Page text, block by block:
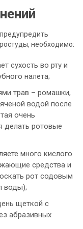
необходимо:
сухость во рту и
налета;
трав – ромашки,
водой после
очень
делать ротовые
много кислого
средства и
рот содовым
воды);
щеткой с
абразивных